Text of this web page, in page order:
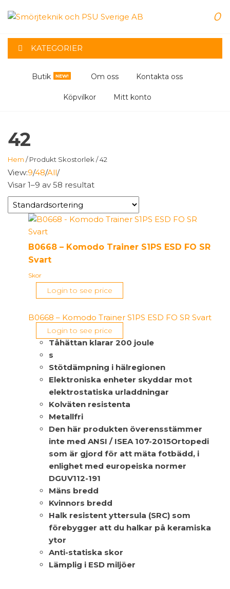
till
OCH PSU
SVERIGE
0
KATEGORIER
Butik NEW! Om oss Kontakta oss
Köpvilkor Mitt konto
42
Hem / Produkt Skostorlek / 42
View:9/48/All/
Visar 1–9 av 58 resultat
B0668 – Komodo Trainer S1PS ESD FO SR
Svart
Skor
Login to see price
B0668 – Komodo Trainer S1PS ESD FO SR Svart
Login to see price
Tåhättan klarar 200 joule
s
Stötdämpning i hälregionen
Elektroniska enheter skyddar mot
elektrostatiska urladdningar
Kolväten resistenta
Metallfri
Den här produkten överensstämmer
inte med ANSI / ISEA 107-2015Ortopedi
som är gjord för att mäta fotbädd, i
enlighet med europeiska normer
DGUV112-191
Mäns bredd
Kvinnors bredd
Halk resistent yttersula (SRC) som
förebygger att du halkar på keramiska
ytor
Anti-statiska skor
Lämplig i ESD miljöer